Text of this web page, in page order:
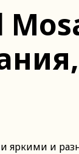
яркими и